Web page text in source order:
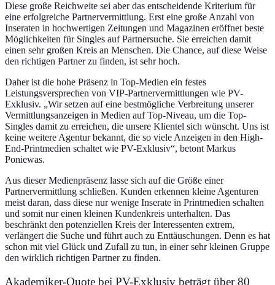
Diese große Reichweite sei aber das entscheidende Kriterium für
eine erfolgreiche Partnervermittlung. Erst eine große Anzahl von
Inseraten in hochwertigen Zeitungen und Magazinen eröffnet beste
Möglichkeiten für Singles auf Partnersuche. Sie erreichen damit
einen sehr großen Kreis an Menschen. Die Chance, auf diese Weise
den richtigen Partner zu finden, ist sehr hoch.
Daher ist die hohe Präsenz in Top-Medien ein festes
Leistungsversprechen von VIP-Partnervermittlungen wie PV-
Exklusiv. „Wir setzen auf eine bestmögliche Verbreitung unserer
Vermittlungsanzeigen in Medien auf Top-Niveau, um die Top-
Singles damit zu erreichen, die unsere Klientel sich wünscht. Uns ist
keine weitere Agentur bekannt, die so viele Anzeigen in den High-
End-Printmedien schaltet wie PV-Exklusiv“, betont Markus
Poniewas.
Aus dieser Medienpräsenz lasse sich auf die Größe einer
Partnervermittlung schließen. Kunden erkennen kleine Agenturen
meist daran, dass diese nur wenige Inserate in Printmedien schalten
und somit nur einen kleinen Kundenkreis unterhalten. Das
beschränkt den potenziellen Kreis der Interessenten extrem,
verlängert die Suche und führt auch zu Enttäuschungen. Denn es hat
schon mit viel Glück und Zufall zu tun, in einer sehr kleinen Gruppe
den wirklich richtigen Partner zu finden.
Akademiker-Quote bei PV-Exklusiv beträgt über 80